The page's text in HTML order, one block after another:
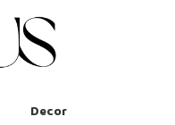
Decor